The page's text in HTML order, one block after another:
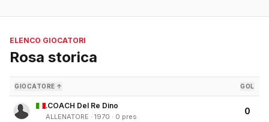
ELENCO GIOCATORI
Rosa storica
GIOCATORE ↑ GOL
.COACH Del Re Dino
ALLENATORE · 1970 · 0 pres
0